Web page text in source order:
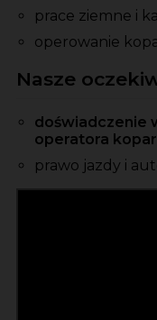
prace ziemne i
operowanie
Nasze
doświadczenie
operatora
prawo jazdy i